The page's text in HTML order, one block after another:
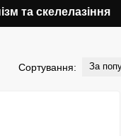
та скелелазіння
Сортування: За